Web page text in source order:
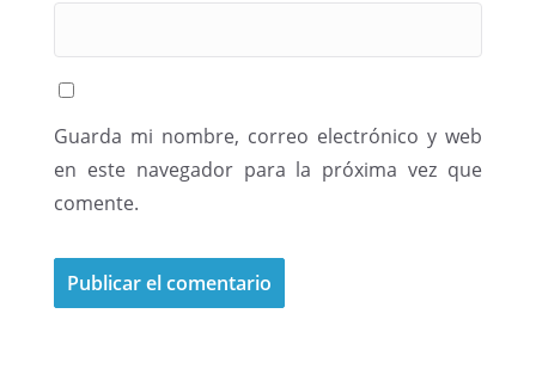
Guarda mi nombre, correo electrónico y web
en este navegador para la próxima vez que
comente.